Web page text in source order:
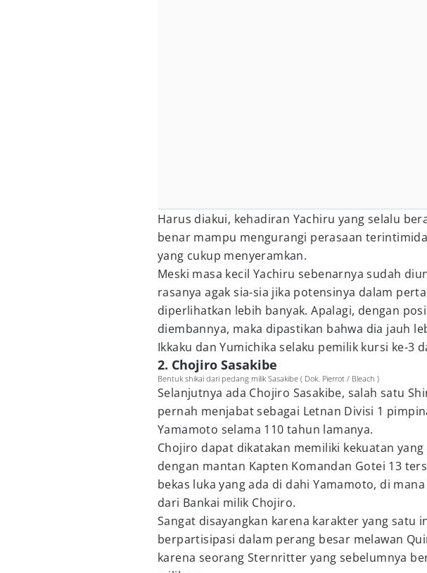
Harus diakui, kehadiran Yachiru yang selalu
benar mampu mengurangi perasaan
yang cukup menyeramkan.
Meski masa kecil Yachiru sebenarnya sudah
rasanya agak sia-sia jika potensinya dalam
diperlihatkan lebih banyak. Apalagi, dengan
diembannya, maka dipastikan bahwa dia jauh
Ikkaku dan Yumichika selaku pemilik kursi ke-3
2. Chojiro Sasakibe
Bentuk shikai dari pedang milik Sasakibe ( Dok. Pierrot / Bleach )
Selanjutnya ada Chojiro Sasakibe, salah satu
pernah menjabat sebagai Letnan Divisi 1
Yamamoto selama 110 tahun lamanya.
Chojiro dapat dikatakan memiliki kekuatan
dengan mantan Kapten Komandan Gotei 13
bekas luka yang ada di dahi Yamamoto, di
dari Bankai milik Chojiro.
Sangat disayangkan karena karakter yang satu
berpartisipasi dalam perang besar melawan
karena seorang Sternritter yang sebelumnya